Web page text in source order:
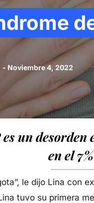
- Noviembre 4, 2022
es un
en el
le dijo Lina con
tuvo su primera